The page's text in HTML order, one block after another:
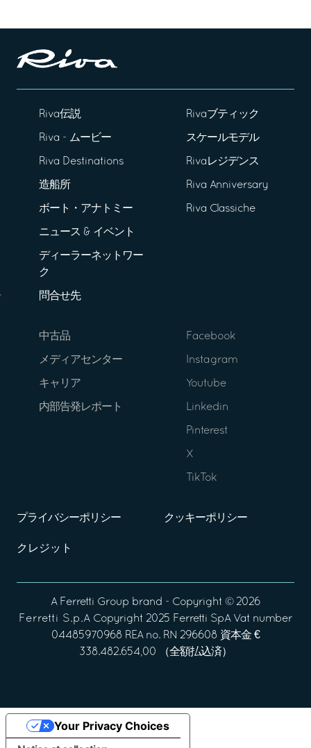
Riva伝説
Riva - ムービー
Riva Destinations
造船所
ボート・アナトミー
ニュース & イベント
ディーラーネットワー
ク
問合せ先
Rivaブティック
スケールモデル
Rivaレジデンス
Riva Anniversary
Riva Classiche
中古品
メディアセンター
キャリア
内部告発レポート
Facebook
Instagram
Youtube
Linkedin
Pinterest
X
TikTok
プライバシーポリシー クッキーポリシー
クレジット
A Ferretti Group brand - Copyright © 2026
Ferretti S.p.A Copyright 2025 Ferretti SpA Vat number
04485970968 REA no. RN 296608 資本金 €
338.482.654,00 （全額払込済）
Your Privacy Choices